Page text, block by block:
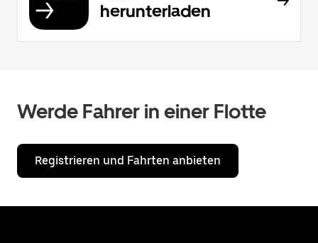
herunterladen
Werde Fahrer in einer Flotte
Registrieren und Fahrten anbieten